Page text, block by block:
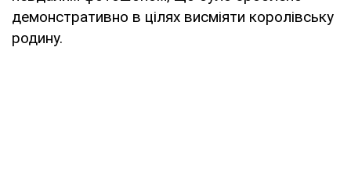
демонстративно в цілях висміяти королівську
родину.